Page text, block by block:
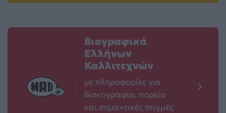
Βιογραφικά
Ελλήνων
Καλλιτεχνών
με πληροφορίες για
δισκογραφία, πορεία
και σημαντικές στιγμές